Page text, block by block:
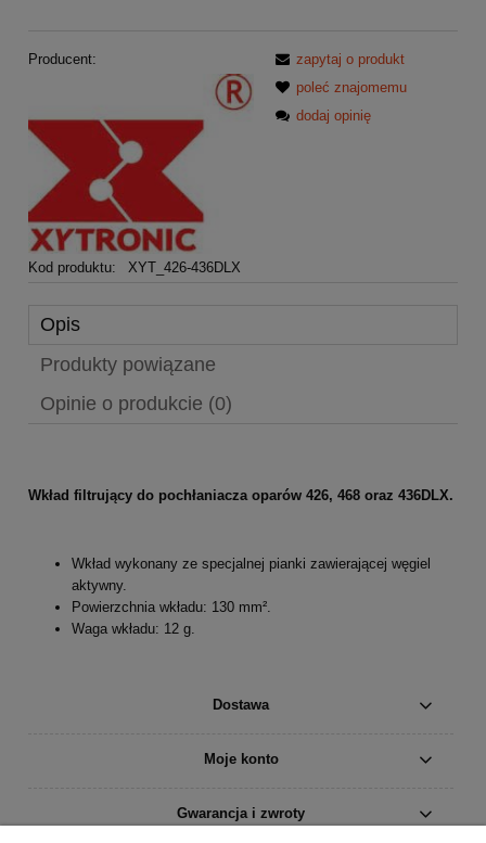
Producent:
Kod produktu: XYT_426-436DLX
zapytaj o produkt
poleć znajomemu
dodaj opinię
Opis
Produkty powiązane
Opinie o produkcie (0)
Wkład filtrujący do pochłaniacza oparów 426, 468 oraz 436DLX.
Wkład wykonany ze specjalnej pianki zawierającej węgiel
aktywny.
Powierzchnia wkładu: 130 mm².
Waga wkładu: 12 g.
Dostawa
Moje konto
Gwarancja i zwroty